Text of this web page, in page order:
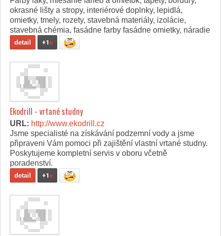
okrasné lišty a stropy, interiérové doplnky, lepidlá,
omietky, tmely, rozety, stavebná materiály, izolácie,
stavebná chémia, fasádne farby fasádne omietky, náradie
detail +1e
Ekodrill - vrtané studny
URL: http://www.ekodrill.cz
Jsme specialisté na získávání podzemní vody a jsme
připraveni Vám pomoci při zajištění vlastní vrtané studny.
Poskytujeme kompletní servis v oboru včetně
poradenství.
detail +1e